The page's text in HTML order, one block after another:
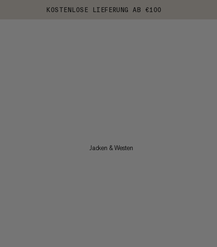
KOSTENLOSE LIEFERUNG AB €100
Jacken & Westen